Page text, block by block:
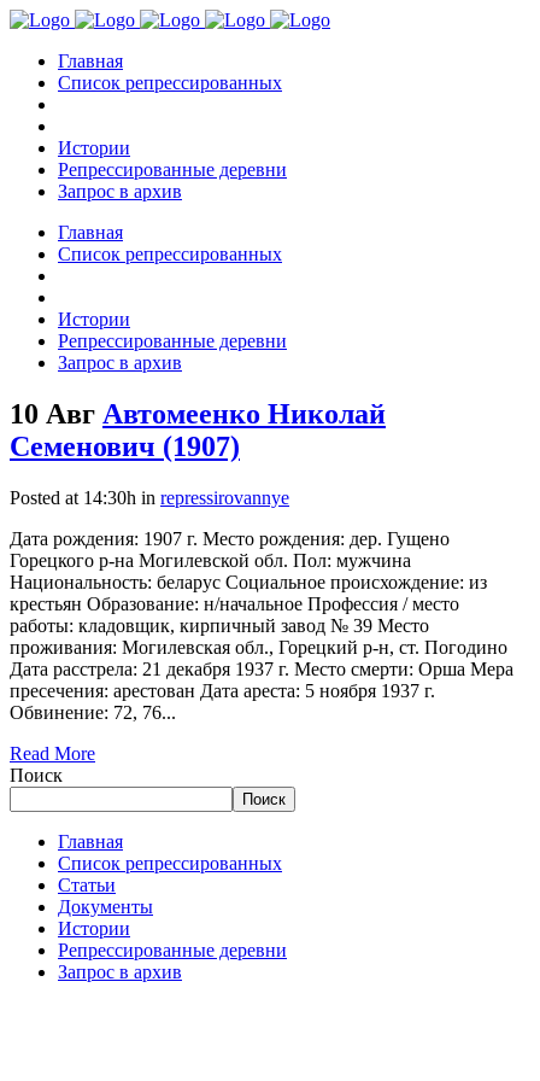
Главная
Список репрессированных
Истории
Репрессированные деревни
Запрос в архив
Главная
Список репрессированных
Истории
Репрессированные деревни
Запрос в архив
10 Авг Автомеенко Николай
Семенович (1907)
Posted at 14:30h in repressirovannye
Дата рождения: 1907 г. Место рождения: дер. Гущено
Горецкого р-на Могилевской обл. Пол: мужчина
Национальность: беларус Социальное происхождение: из
крестьян Образование: н/начальное Профессия / место
работы: кладовщик, кирпичный завод № 39 Место
проживания: Могилевская обл., Горецкий р-н, ст. Погодино
Дата расстрела: 21 декабря 1937 г. Место смерти: Орша Мера
пресечения: арестован Дата ареста: 5 ноября 1937 г.
Обвинение: 72, 76...
Read More
Поиск
Поиск
Главная
Список репрессированных
Статьи
Документы
Истории
Репрессированные деревни
Запрос в архив